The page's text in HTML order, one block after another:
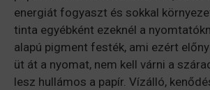
energiát fogyaszt és sokkal
tinta egyébként ezeknél a
alapú pigment festék, ami ezért
üt át a nyomat, nem kell várni a
lesz hullámos a papír. Vízálló,